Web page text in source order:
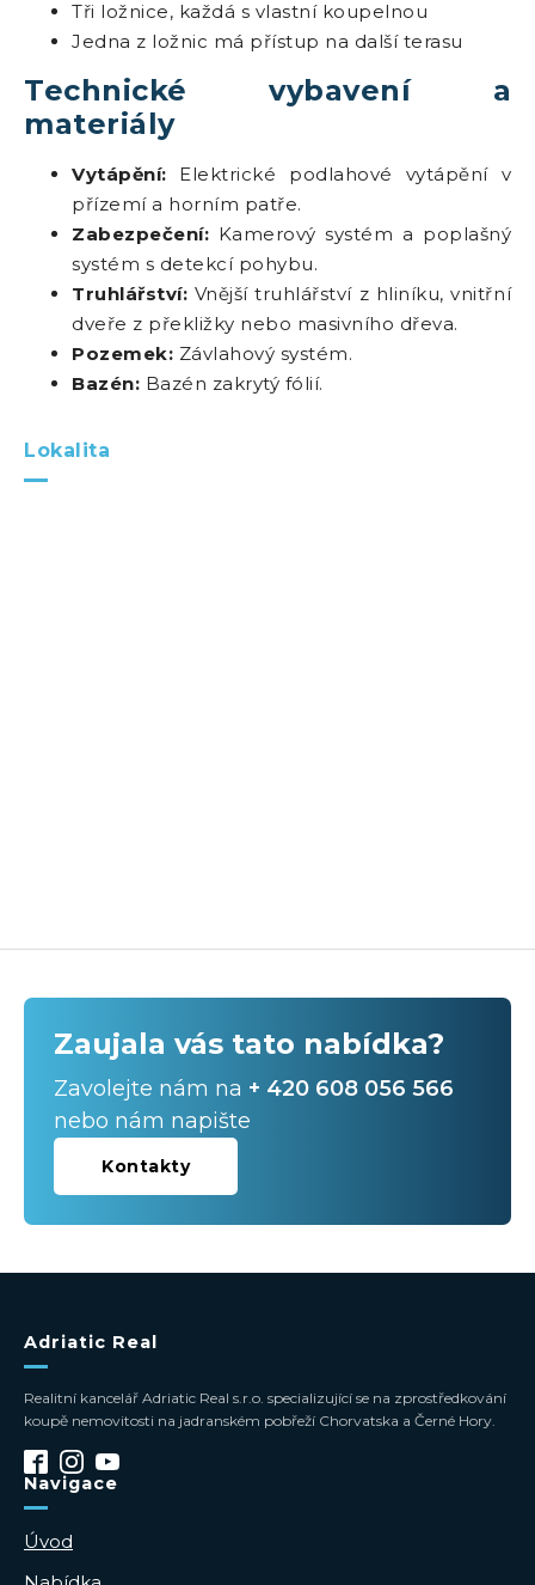
Tři ložnice, každá s vlastní koupelnou
Jedna z ložnic má přístup na další terasu
Technické vybavení a
materiály
Vytápění: Elektrické podlahové vytápění v
přízemí a horním patře.
Zabezpečení: Kamerový systém a poplašný
systém s detekcí pohybu.
Truhlářství: Vnější truhlářství z hliníku, vnitřní
dveře z překližky nebo masivního dřeva.
Pozemek: Závlahový systém.
Bazén: Bazén zakrytý fólií.
Lokalita
Zaujala vás tato nabídka?
Zavolejte nám na + 420 608 056 566
nebo nám napište
Kontakty
Adriatic Real
Realitní kancelář Adriatic Real s.r.o. specializující se na zprostředkování
koupě nemovitosti na jadranském pobřeží Chorvatska a Černé Hory.
Navigace
Úvod